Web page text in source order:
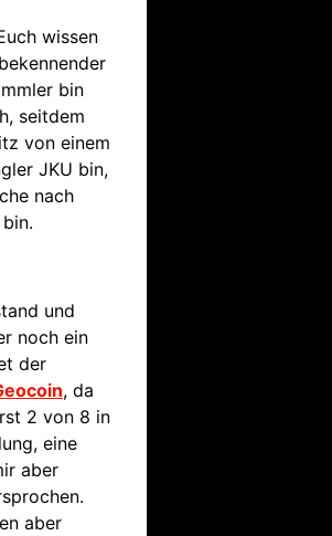
wissen
bin
seitdem
von einem
JKU bin,
nach
und
noch ein
der
, da
2 von 8 in
eine
aber
aber